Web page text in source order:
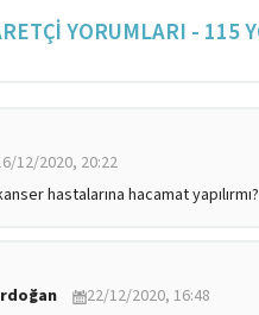
YORUMLARI - 115
12/2020, 20:22
hastalarına hacamat yapılırmı?
22/12/2020, 16:48